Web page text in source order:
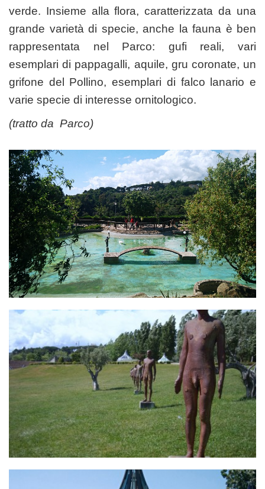
verde. Insieme alla flora, caratterizzata da una
grande varietà di specie, anche la fauna è ben
rappresentata nel Parco: gufi reali, vari
esemplari di pappagalli, aquile, gru coronate, un
grifone del Pollino, esemplari di falco lanario e
varie specie di interesse ornitologico.
(tratto da Parco)